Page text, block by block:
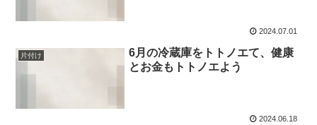
2024.07.01
片付け
6月の冷蔵庫をトトノエて、健康
とお金もトトノエよう
2024.06.18